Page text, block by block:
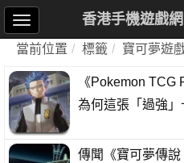
香港手機遊戲
當前位置 標籤 寶可夢遊
《Pokemon TCG
為何這張「過強
傳聞《寶可夢傳